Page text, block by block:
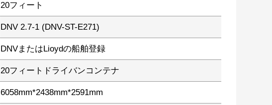
20フィート
DNV 2.7-1 (DNV-ST-E271)
DNVまたはLioydの船舶登録
20フィートドライバンコンテナ
6058mm*2438mm*2591mm